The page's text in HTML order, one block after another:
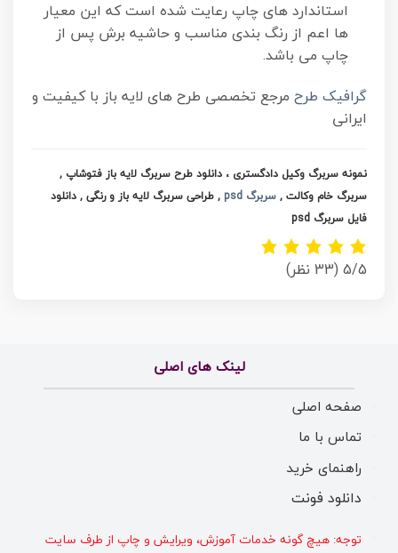
استاندارد های چاپ رعایت شده است که این معیار
ها اعم از رنگ بندی مناسب و حاشیه برش پس از
چاپ می باشد.
گرافیک طرح مرجع تخصصی طرح های لایه باز با کیفیت و
ایرانی
نمونه سربرگ وکیل دادگستری ، دانلود طرح سربرگ لایه باز فتوشاپ ,
سربرگ خام وکالت , سربرگ psd
, طراحی سربرگ لایه باز و رنگی , دانلود
فایل سربرگ psd
5/5 (33 نظر)
لینک های اصلی
صفحه اصلی
تماس با ما
راهنمای خرید
دانلود فونت
توجه: هیچ گونه خدمات آموزش، ویرایش و چاپ از طرف سایت